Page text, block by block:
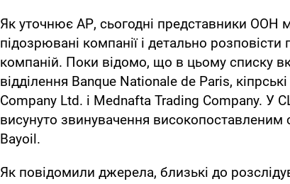
Як уточнює АР, сьогодні представники ООН
підозрювані компанії і детально розповісти
компаній. Поки відомо, що в цьому списку
відділення Banque Nationale de Paris,
Company Ltd. і Mednafta Trading Company. У
висунуто звинувачення високопоставленим
Bayoil.
Як повідомили джерела, близькі до